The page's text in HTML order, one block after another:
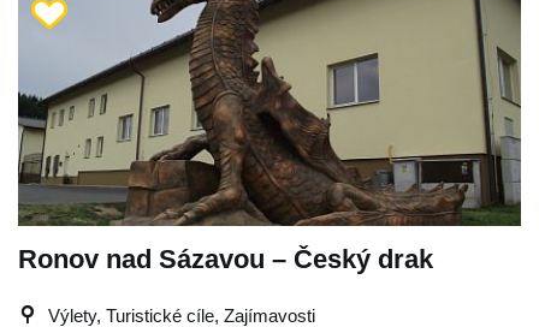
Ronov nad Sázavou – Český drak
Výlety, Turistické cíle, Zajímavosti